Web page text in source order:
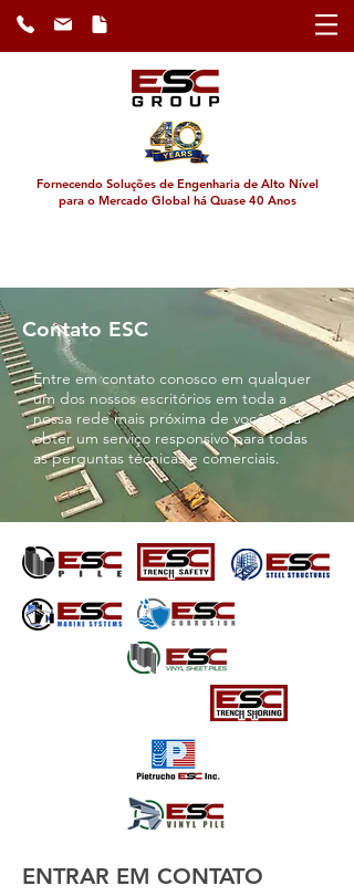
Fornecendo Soluções de Engenharia de Alto Nível
para o Mercado Global há Quase 40 Anos
Contato ESC
Entre em contato conosco em qualquer
um dos nossos escritórios em toda a
nossa rede mais próxima de você para
obter um serviço responsivo para todas
as perguntas técnicas e comerciais.
ENTRAR EM CONTATO